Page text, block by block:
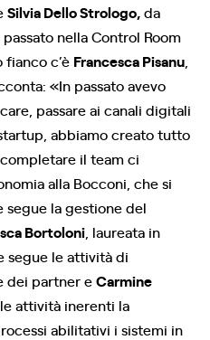
Silvia Dello Strologo,da
nella Control Room
c’è Francesca Pisanu
«In passato avevo
passare ai canali digitali
abbiamo creato tutto
il team ci
alla Bocconi, che si
segue la gestione del
Bortoloni , laureata in
segue le attività di
dei partner eCarmine
attività inerenti la
abilitativi i sistemi in